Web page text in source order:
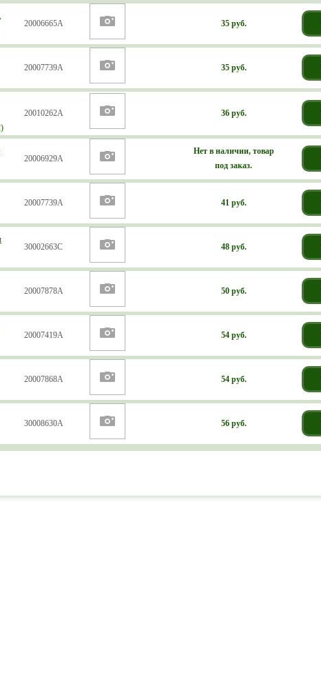
20006665А 35 руб.
20007739А 35 руб.
20010262А 36 руб.
20006929А
Нет в наличии, товар
под заказ.
20007739А 41 руб.
30002663С 48 руб.
20007878А 50 руб.
20007419А 54 руб.
20007868А 54 руб.
30008630А 56 руб.